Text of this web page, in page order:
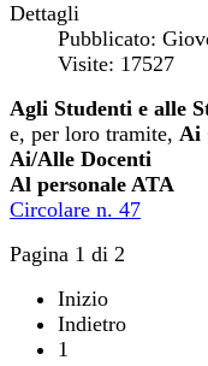
Dettagli
Pubblicato:
Visite: 17527
Agli Studenti e alle
e, per loro tramite, Ai
Ai/Alle Docenti
Al personale ATA
Circolare n. 47
Pagina 1 di 2
Inizio
Indietro
1